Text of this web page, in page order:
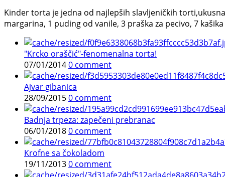
Kinder torta je jedna od najlepših slavljeničkih
margarina, 1 puding od vanile, 3 praška za pecivo, 7
"Krcko oraščić"-fenomenalna torta!
07/01/20140 comment
Ajvar gibanica
28/09/20150 comment
Badnja trpeza: zapečeni prebranac
06/01/20180 comment
Krofne sa čokoladom
19/11/20130 comment